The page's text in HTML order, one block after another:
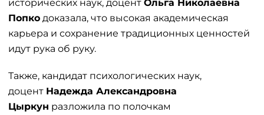
исторических наук, доцент Ольга Николаевна
Попко доказала, что высокая академическая
карьера и сохранение традиционных ценностей
идут рука об руку.
Также, кандидат психологических наук,
доцент Надежда Александровна
Цыркун разложила по полочкам